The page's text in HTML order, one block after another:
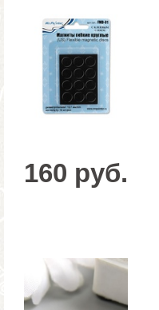
160 руб.